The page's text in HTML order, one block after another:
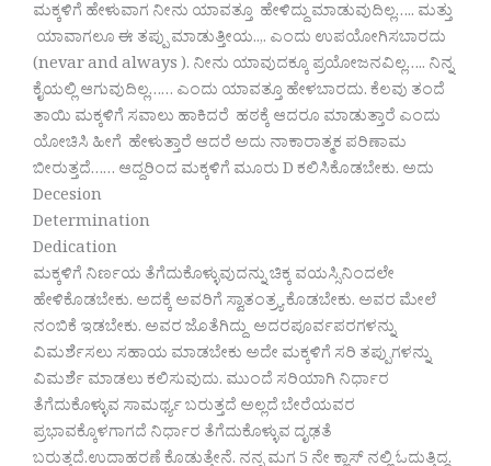
ಮಕ್ಕಳಿಗೆ ಹೇಳುವಾಗ ನೀನು ಯಾವತ್ತೂ ಹೇಳಿದ್ದು ಮಾಡುವುದಿಲ್ಲ….. ಮತ್ತು
ಯಾವಾಗಲೂ ಈ ತಪ್ಪು ಮಾಡುತ್ತೀಯ..,. ಎಂದು ಉಪಯೋಗಿಸಬಾರದು
(nevar and always ). ನೀನು ಯಾವುದಕ್ಕೂ ಪ್ರಯೋಜನವಿಲ್ಲ….. ನಿನ್ನ
ಕೈಯಲ್ಲಿ ಆಗುವುದಿಲ್ಲ…… ಎಂದು ಯಾವತ್ತೂ ಹೇಳಬಾರದು. ಕೆಲವು ತಂದೆ
ತಾಯಿ ಮಕ್ಕಳಿಗೆ ಸವಾಲು ಹಾಕಿದರೆ ಹಠಕ್ಕೆ ಆದರೂ ಮಾಡುತ್ತಾರೆ ಎಂದು
ಯೋಚಿಸಿ ಹೀಗೆ ಹೇಳುತ್ತಾರೆ ಆದರೆ ಅದು ನಾಕಾರಾತ್ಮಕ ಪರಿಣಾಮ
ಬೀರುತ್ತದೆ…… ಆದ್ದರಿಂದ ಮಕ್ಕಳಿಗೆ ಮೂರು D ಕಲಿಸಿಕೊಡಬೇಕು. ಅದು
Decesion
Determination
Dedication
ಮಕ್ಕಳಿಗೆ ನಿರ್ಣಯ ತೆಗೆದುಕೊಳ್ಳುವುದನ್ನು ಚಿಕ್ಕ ವಯಸ್ಸಿನಿಂದಲೇ
ಹೇಳಿಕೊಡಬೇಕು. ಅದಕ್ಕೆ ಅವರಿಗೆ ಸ್ವಾತಂತ್ರ್ಯ ಕೊಡಬೇಕು. ಅವರ ಮೇಲೆ
ನಂಬಿಕೆ ಇಡಬೇಕು. ಅವರ ಜೊತೆಗಿದ್ದು ಅದರಪೂರ್ವಪರಗಳನ್ನು
ವಿಮರ್ಶೆಸಲು ಸಹಾಯ ಮಾಡಬೇಕು ಅದೇ ಮಕ್ಕಳಿಗೆ ಸರಿ ತಪ್ಪುಗಳನ್ನು
ವಿಮರ್ಶೆ ಮಾಡಲು ಕಲಿಸುವುದು. ಮುಂದೆ ಸರಿಯಾಗಿ ನಿರ್ಧಾರ
ತೆಗೆದುಕೊಳ್ಳುವ ಸಾಮರ್ಥ್ಯ ಬರುತ್ತದೆ ಅಲ್ಲದೆ ಬೇರೆಯವರ
ಪ್ರಭಾವಕ್ಕೊಳಗಾಗದೆ ನಿರ್ಧಾರ ತೆಗೆದುಕೊಳ್ಳುವ ದೃಢತೆ